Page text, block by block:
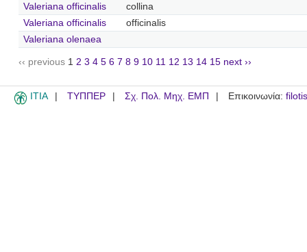
Valeriana officinalis
collina
Valeriana officinalis
officinalis
Valeriana olenaea
‹‹ previous 1 2 3 4 5 6 7 8 9 10 11 12 13 14 15 next ››
ITIA ΤΥΠΠΕΡ Σχ. Πολ. Μηχ. ΕΜΠ Επικοινωνία: